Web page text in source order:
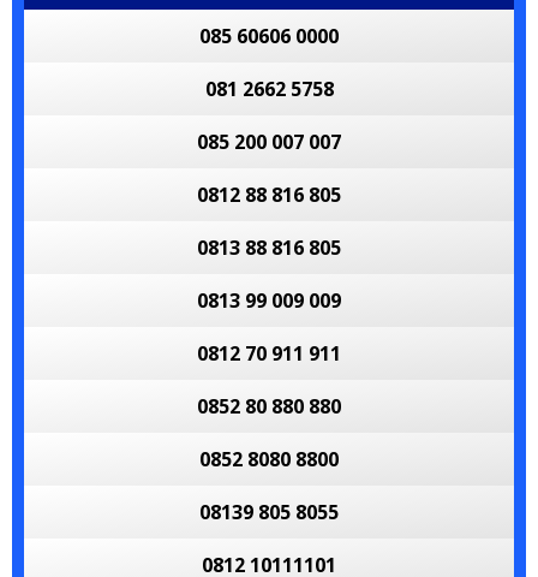
085 60606 0000
081 2662 5758
085 200 007 007
0812 88 816 805
0813 88 816 805
0813 99 009 009
0812 70 911 911
0852 80 880 880
0852 8080 8800
08139 805 8055
0812 10111101